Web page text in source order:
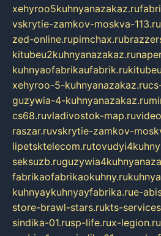
xehyroo5kuhnyanazakaz.ru
vskrytie-zamkov-moskva-113.ru
zed-online.rupimchax.ru
kitubeu2kuhnyanazakaz.ru
kuhnyaofabrikaufabrik.ru
xehyroo-5-kuhnyanazakaz.ru
guzywia-4-kuhnyanazakaz.ru
cs68.ruvladivostok-map.ru
raszar.ruvskrytie-zamkov-
lipetsktelecom.ru
seksuzb.ru
fabrikaofabrikaokuhny.ru
kuhnyaykuhnyayfabrika.rue-
store-brawl-stars.rukts-
sindika-01.rusp-life.rux-legion.ru